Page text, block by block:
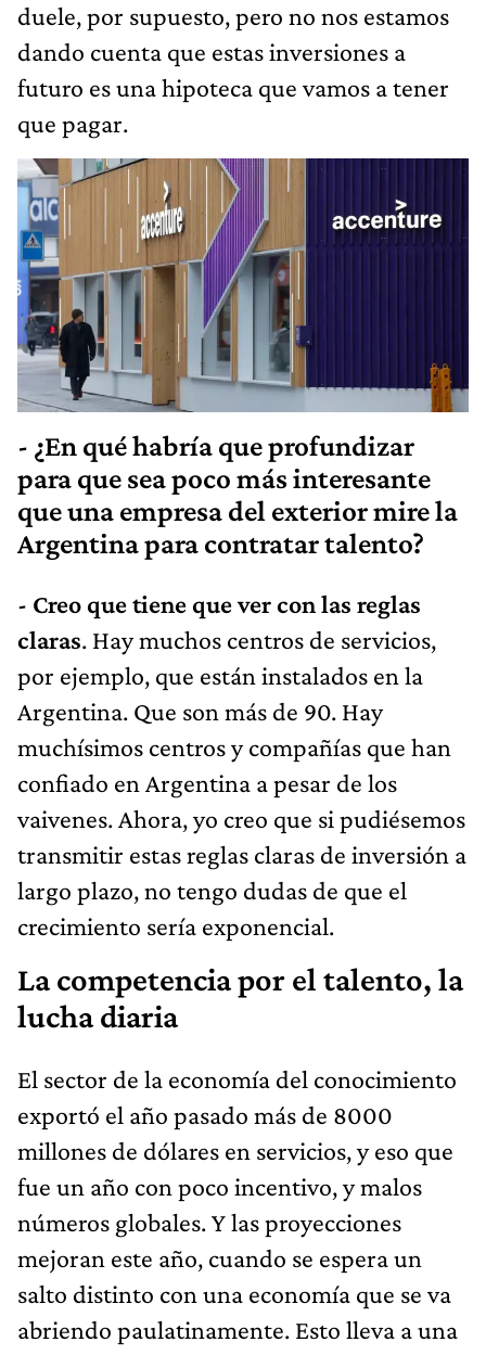
duele, por supuesto, pero no nos estamos
dando cuenta que estas inversiones a
futuro es una hipoteca que vamos a tener
que pagar.
- ¿En qué habría que profundizar
para que sea poco más interesante
que una empresa del exterior mire la
Argentina para contratar talento?
- Creo que tiene que ver con las reglas
claras. Hay muchos centros de servicios,
por ejemplo, que están instalados en la
Argentina. Que son más de 90. Hay
muchísimos centros y compañías que han
confiado en Argentina a pesar de los
vaivenes. Ahora, yo creo que si pudiésemos
transmitir estas reglas claras de inversión a
largo plazo, no tengo dudas de que el
crecimiento sería exponencial.
La competencia por el talento, la
lucha diaria
El sector de la economía del conocimiento
exportó el año pasado más de 8000
millones de dólares en servicios, y eso que
fue un año con poco incentivo, y malos
números globales. Y las proyecciones
mejoran este año, cuando se espera un
salto distinto con una economía que se va
abriendo paulatinamente. Esto lleva a una